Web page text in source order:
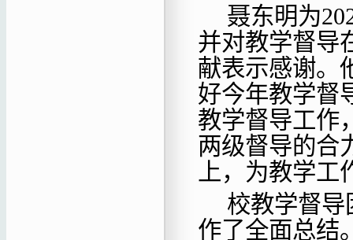
聂东明为
并对教学督导
献表示感谢。
好今年教学督
教学督导工作
两级督导的合
上，为教学工
校教学督导
作了全面总结